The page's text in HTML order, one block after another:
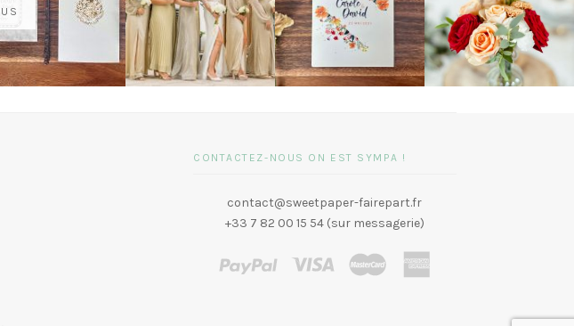
CONTACTEZ-NOUS ON EST SYMPA !
contact@sweetpaper-fairepart.fr
+33 7 82 00 15 54 (sur messagerie)